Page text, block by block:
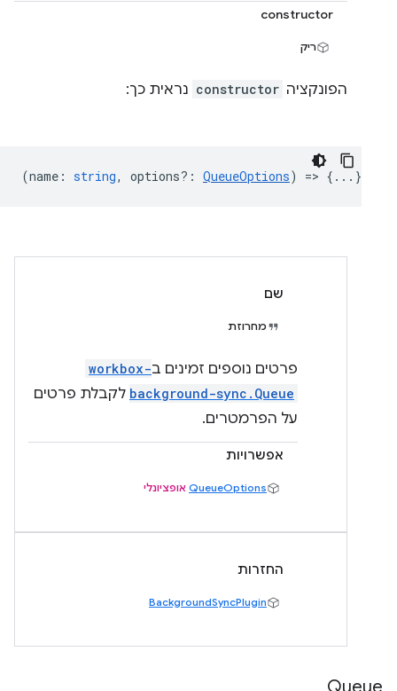
constructor
ריק
הפונקציה constructor נראית כך:
(name : string, options? : QueueOptions) => {...}
שם
מחרוזת
פרטים נוספים זמינים בworkbox-
background-sync.Queue לקבלת פרטים
על הפרמטרים.
אפשרויות
QueueOptions אופציונלי
החזרות
BackgroundSyncPlugin